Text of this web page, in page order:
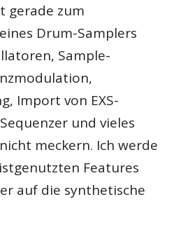
gerade zum
Drum-Samplers
Sample-
Import von EXS-
und vieles
meckern. Ich werde
Features
auf die synthetische